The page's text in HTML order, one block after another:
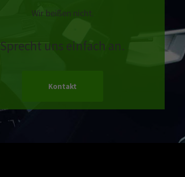
Wir beißen nicht.
Sprecht uns einfach an.
Kontakt